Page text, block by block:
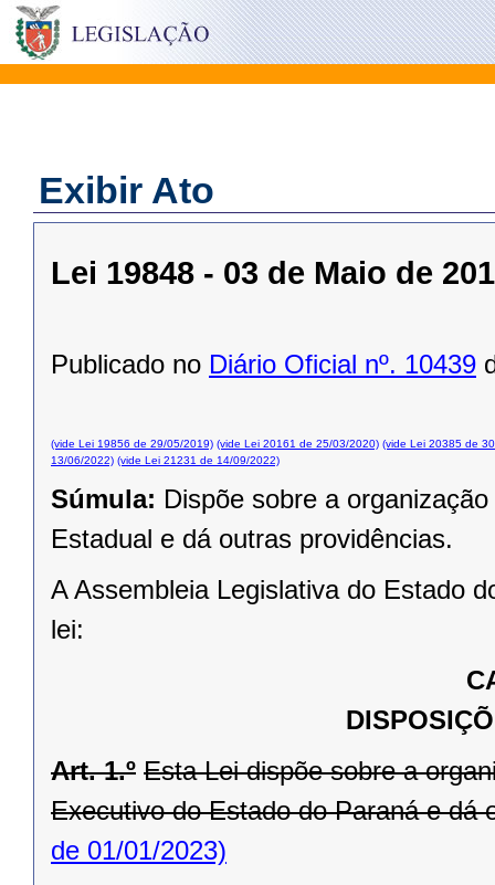
Exibir Ato
Lei 19848 - 03 de Maio de
Publicado no Diário Oficial nº. 10439
(vide Lei 19856 de 29/05/2019) (vide Lei 20161 de 25/03/2020) (vide Lei 20385 de
13/06/2022) (vide Lei 21231 de 14/09/2022)
Súmula: Dispõe sobre a
Estadual e dá outras providências.
A Assembleia Legislativa do Estado
lei:
Art. 1.º Esta Lei dispõe sobre a
Executivo do Estado do Paraná e dá
de 01/01/2023)